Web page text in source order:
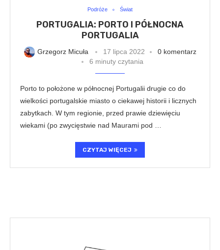
Podróże Świat
PORTUGALIA: PORTO I PÓŁNOCNA
PORTUGALIA
Grzegorz Micuła 17 lipca 2022
0 komentarz
6 minuty czytania
Porto to położone w północnej Portugalii drugie co do
wielkości portugalskie miasto o ciekawej historii i licznych
zabytkach. W tym regionie, przed prawie dziewięciu
wiekami (po zwycięstwie nad Maurami pod …
CZYTAJ WIĘCEJ